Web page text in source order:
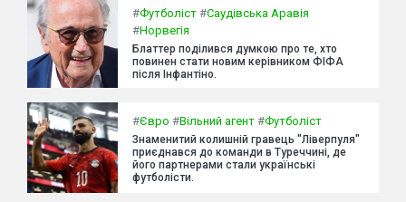
#Футболіст #Саудівська Аравія
#Норвегія
Блаттер поділився думкою про те, хто
повинен стати новим керівником ФІФА
після Інфантіно.
#Євро #Вільний агент #Футболіст
Знаменитий колишній гравець "Ліверпуля"
приєднався до команди в Туреччині, де
його партнерами стали українські
футболісти.